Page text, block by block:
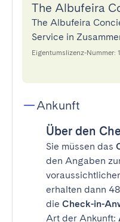
The Albufeira
The Albufeira
Service in
Eigentumslizenz-
Ankunft
Über den
Sie müssen das
den Angaben
erhalten dann
die Check-in-
Art der Ankunft: